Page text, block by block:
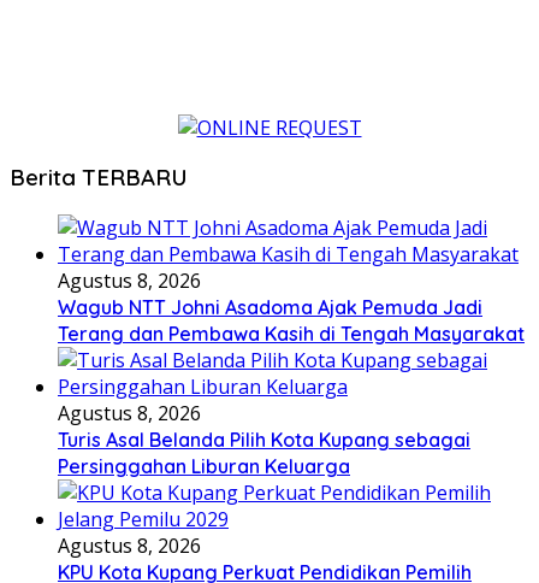
Berita TERBARU
Agustus 8, 2026
Wagub NTT Johni Asadoma Ajak Pemuda Jadi
Terang dan Pembawa Kasih di Tengah Masyarakat
Agustus 8, 2026
Turis Asal Belanda Pilih Kota Kupang sebagai
Persinggahan Liburan Keluarga
Agustus 8, 2026
KPU Kota Kupang Perkuat Pendidikan Pemilih